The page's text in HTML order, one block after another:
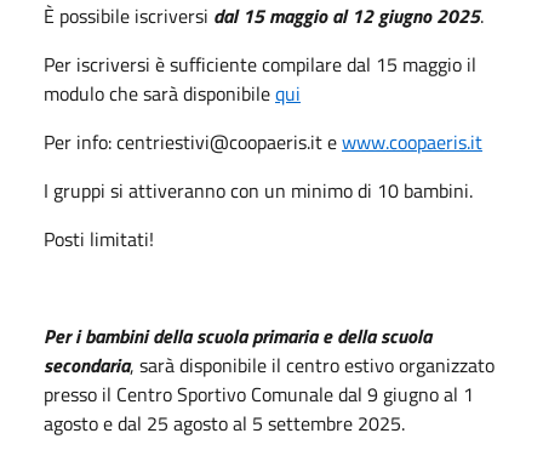
È possibile iscriversi dal 15 maggio al 12 giugno 2025.
Per iscriversi è sufficiente compilare dal 15 maggio il
modulo che sarà disponibilequi
Per info: centriestivi@coopaeris.it ewww.coopaeris.it
I gruppi si attiveranno con un minimo di 10 bambini.
Posti limitati!
Per i bambini della scuola primaria e della scuola
secondaria, sarà disponibile il centro estivo organizzato
presso il Centro Sportivo Comunale dal 9 giugno al 1
agosto e dal 25 agosto al 5 settembre 2025.